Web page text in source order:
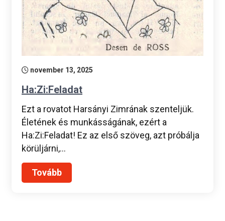
november 13, 2025
Ha:Zi:Feladat
Ezt a rovatot Harsányi Zimrának szenteljük.
Életének és munkásságának, ezért a
Ha:Zi:Feladat! Ez az első szöveg, azt próbálja
körüljárni,…
Tovább